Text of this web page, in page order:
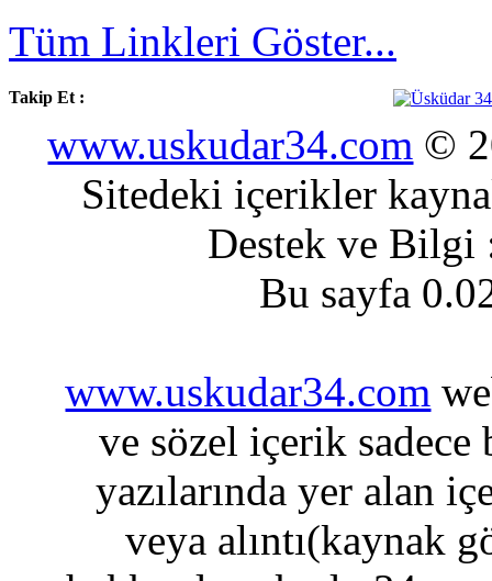
Tüm Linkleri Göster...
Takip Et :
www.uskudar34.com ©
Sitedeki içerikler
Destek ve
Bu sayfa
www.uskudar34.com
ve sözel içerik sadece
yazılarında yer alan
veya alıntı(kaynak